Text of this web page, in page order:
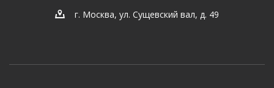
г. Москва, ул. Сущевский вал, д. 49